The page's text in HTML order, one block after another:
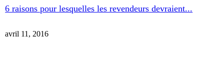
6 raisons pour lesquelles les revendeurs devraient...
avril 11, 2016